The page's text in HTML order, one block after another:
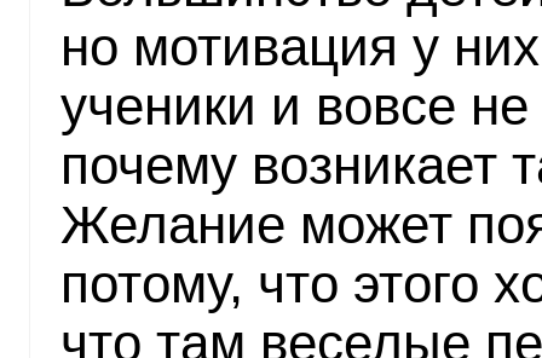
но мотивация у
ученики и вовсе
почему возникает
Желание может
потому, что этого
что там веселые